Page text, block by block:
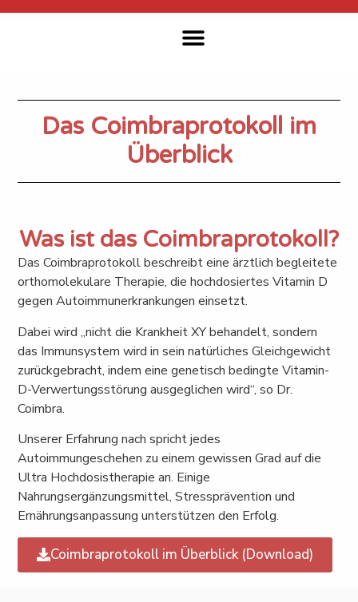
Das Coimbraprotokoll im
Überblick
Was ist das Coimbraprotokoll?
Das Coimbraprotokoll beschreibt eine ärztlich begleitete
orthomolekulare Therapie, die hochdosiertes Vitamin D
gegen Autoimmunerkrankungen einsetzt.
Dabei wird „nicht die Krankheit XY behandelt, sondern
das Immunsystem wird in sein natürliches Gleichgewicht
zurückgebracht, indem eine genetisch bedingte Vitamin-
D-Verwertungsstörung ausgeglichen wird“, so Dr.
Coimbra.
Unserer Erfahrung nach spricht jedes
Autoimmungeschehen zu einem gewissen Grad auf die
Ultra Hochdosistherapie an. Einige
Nahrungsergänzungsmittel, Stressprävention und
Ernährungsanpassung unterstützen den Erfolg.
Coimbraprotokoll im Überblick (Download)